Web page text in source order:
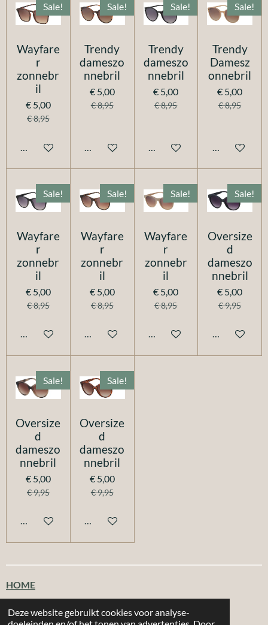
Deze website gebruikt cookies voor analyse-
Sale!
Wayfare
r
zonnebr
il
€ 5,00
€ 8,95
In winkelwagen
Sale!
Trendy
dameszo
nnebril
€ 5,00
€ 8,95
In winkelwagen
Sale!
Trendy
dameszo
nnebril
€ 5,00
€ 8,95
In winkelwagen
Sale!
Trendy
Damesz
onnebril
€ 5,00
€ 8,95
In
Sale!
Wayfare
r
zonnebr
il
€ 5,00
€ 8,95
In winkelwagen
Sale!
Wayfare
r
zonnebr
il
€ 5,00
€ 8,95
In winkelwagen
Sale!
Wayfare
r
zonnebr
il
€ 5,00
€ 8,95
In winkelwagen
Sale!
Oversize
d
dameszo
nnebril
€ 5,00
€ 9,95
In
Sale!
Oversize
d
dameszo
nnebril
€ 5,00
€ 9,95
In winkelwagen
Sale!
Oversize
d
dameszo
nnebril
€ 5,00
€ 9,95
In winkelwagen
HOME
Klantenservice